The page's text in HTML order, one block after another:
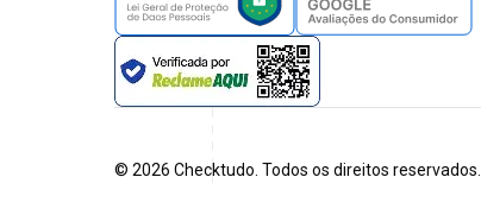
© 2026 Checktudo. Todos os direitos reservados.